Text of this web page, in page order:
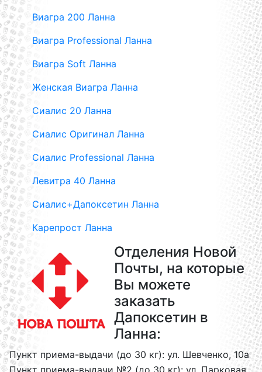
Виагра 200 Ланна
Виагра Professional Ланна
Виагра Soft Ланна
Женская Виагра Ланна
Сиалис 20 Ланна
Сиалис Оригинал Ланна
Сиалис Professional Ланна
Левитра 40 Ланна
Сиалис+Дапоксетин Ланна
Карепрост Ланна
Отделения Новой
Почты, на которые
Вы можете
заказать
Дапоксетин в
Ланна:
Пункт приема-выдачи (до 30 кг): ул. Шевченко, 10а
Пункт приема-выдачи №2 (до 30 кг): ул. Парковая,